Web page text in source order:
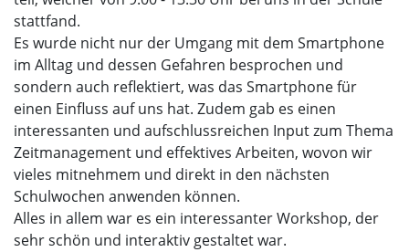
stattfand.
Es wurde nicht nur der Umgang mit dem Smartphone
im Alltag und dessen Gefahren besprochen und
sondern auch reflektiert, was das Smartphone für
einen Einfluss auf uns hat. Zudem gab es einen
interessanten und aufschlussreichen Input zum Thema
Zeitmanagement und effektives Arbeiten, wovon wir
vieles mitnehmem und direkt in den nächsten
Schulwochen anwenden können.
Alles in allem war es ein interessanter Workshop, der
sehr schön und interaktiv gestaltet war.